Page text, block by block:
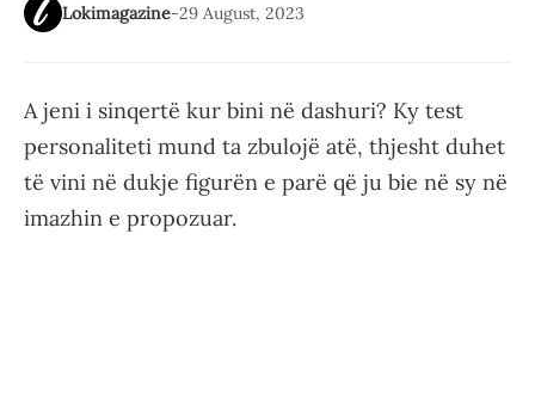
Lokimagazine-29 August, 2023
A jeni i sinqertë kur bini në dashuri? Ky test
personaliteti mund ta zbulojë atë, thjesht duhet
të vini në dukje figurën e parë që ju bie në sy në
imazhin e propozuar.